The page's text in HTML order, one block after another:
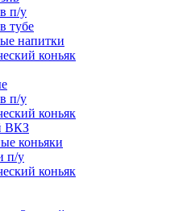
п/у
тубе
напитки
коньяк
п/у
коньяк
ВКЗ
коньяки
п/у
коньяк